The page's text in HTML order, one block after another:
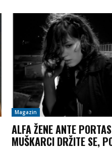
Magazin
ALFA ŽENE ANTE
MUŠKARCI DRŽITE SE,